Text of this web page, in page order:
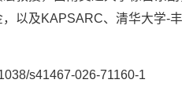
以及KAPSARC、清华大学-
s41467-026-71160-1